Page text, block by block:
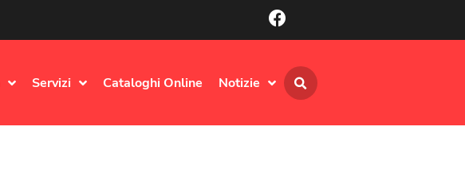
Servizi Cataloghi Online Notizie